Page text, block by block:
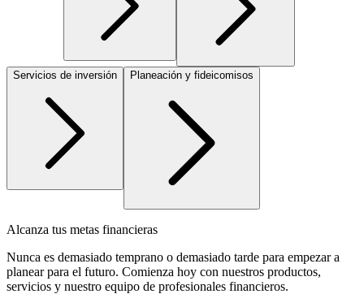
Servicios de inversión Planeación y fideicomisos
Alcanza tus metas financieras
Nunca es demasiado temprano o demasiado tarde para empezar a
planear para el futuro. Comienza hoy con nuestros productos,
servicios y nuestro equipo de profesionales financieros.